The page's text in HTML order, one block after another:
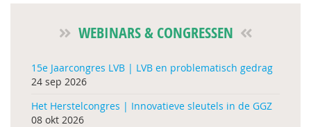
WEBINARS & CONGRESSEN
15e Jaarcongres LVB | LVB en problematisch gedrag
24 sep 2026
Het Herstelcongres | Innovatieve sleutels in de GGZ
08 okt 2026